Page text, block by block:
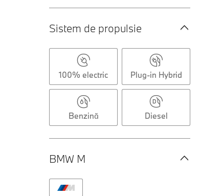
Sistem de propulsie
100% electric Plug-in Hybrid
Benzină Diesel
BMW M